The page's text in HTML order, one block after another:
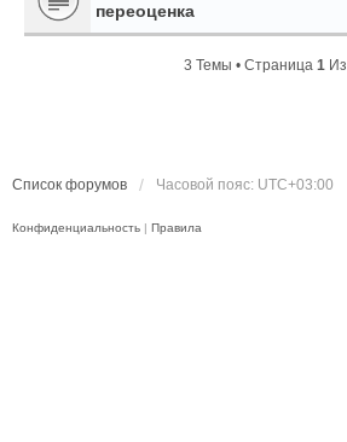
переоценка
3 Темы • Страница 1Из
Список форумов Часовой пояс: UTC+03:00
Конфиденциальность | Правила